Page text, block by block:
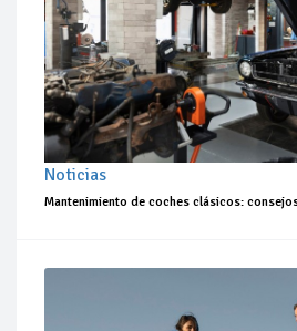
Noticias
Mantenimiento de coches clásicos: